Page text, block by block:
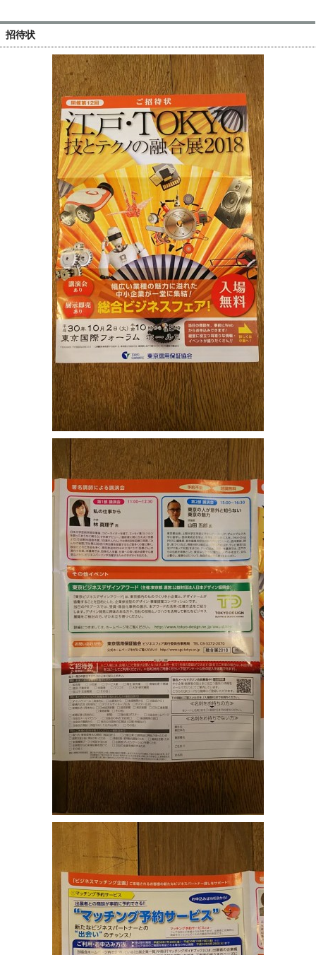
招待状